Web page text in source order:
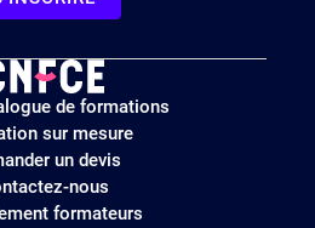
Logo
sitede formations
sur mesure
un devis
nous
formateurs